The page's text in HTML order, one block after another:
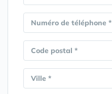
Numéro de téléphone *
Code postal *
Ville *